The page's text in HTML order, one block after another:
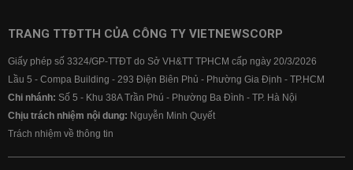
TRANG TTĐTTH CỦA CÔNG TY VIETNEWSCORP
Giấy phép số 3324/GP-TTĐT do Sở VH&TT TPHCM cấp ngày 20/3/2026
Lầu 5 - Compa Building - 293 Điện Biên Phủ - Phường Gia Định - TP.HCM
Chi nhánh: Số 5 - Khu 38A Trần Phú - Phường Ba Đình - TP. Hà Nội
Chịu trách nhiệm nội dung: Nguyễn Minh Quyết
Trách nhiệm về thông tin